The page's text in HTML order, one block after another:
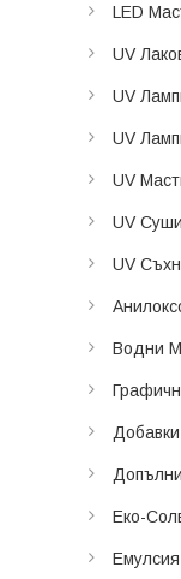
LED
UV
UV
UV
UV
UV
UV
Водни
Еко-